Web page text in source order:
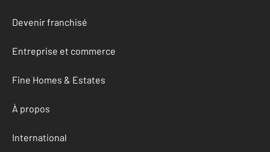
Devenir franchisé
Entreprise et commerce
Fine Homes & Estates
À propos
International